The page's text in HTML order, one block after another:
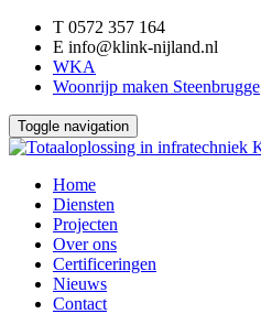
T 0572 357 164
E info@klink-nijland.nl
WKA
Woonrijp maken Steenbrugge
Toggle navigation
Home
Diensten
Projecten
Over ons
Certificeringen
Nieuws
Contact